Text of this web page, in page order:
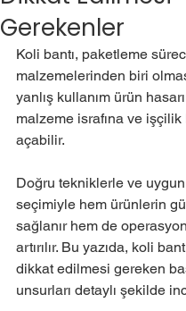
Gerekenler
Koli bantı, paketleme
malzemelerinden biri
yanlış kullanım ürün
malzeme israfına ve işçilik
açabilir.
Doğru tekniklerle ve
seçimiyle hem ürünlerin
sağlanır hem de
artırılır. Bu yazıda, koli
dikkat edilmesi gereken
unsurları detaylı şekilde